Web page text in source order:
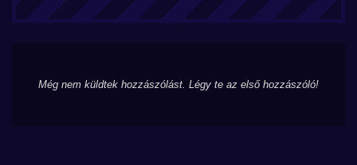
Még nem küldtek hozzászólást. Légy te az első hozzászóló!